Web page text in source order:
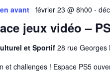
jeux vidéo –
avant février 23 @ 8h00 -
et Sportif 28 rue Georges
et challenges ! Espace PS5